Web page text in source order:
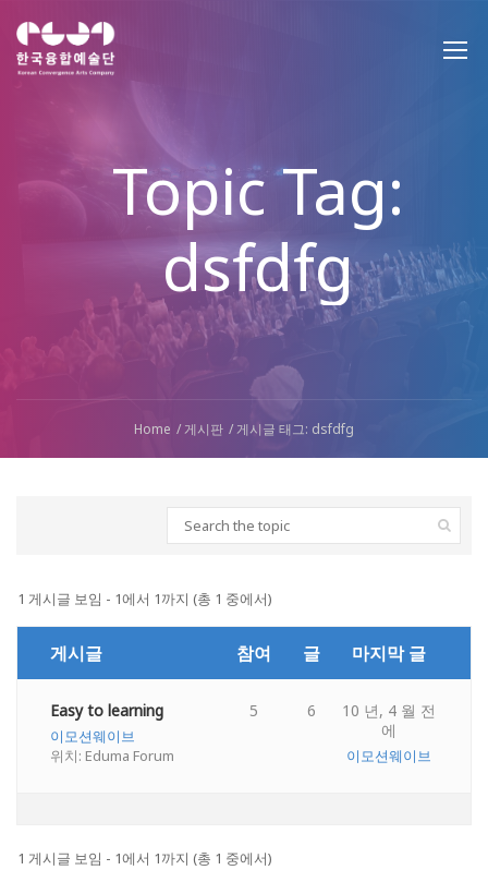
Topic Tag:
dsfdfg
Home 게시판 게시글 태그: dsfdfg
1 게시글 보임 - 1에서 1까지 (총 1 중에서)
게시글 참여 글 마지막 글
Easy to learning
이모션웨이브
위치: Eduma Forum
5 6
10 년, 4 월 전
에
이모션웨이브
1 게시글 보임 - 1에서 1까지 (총 1 중에서)